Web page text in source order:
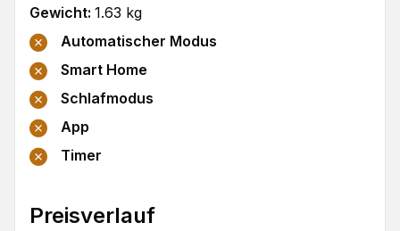
Gewicht: 1.63 kg
Automatischer Modus
Smart Home
Schlafmodus
App
Timer
Preisverlauf